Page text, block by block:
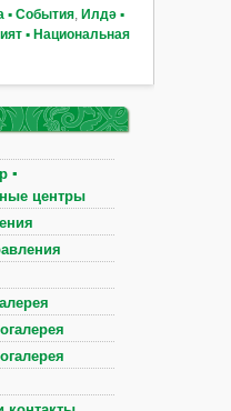
▪ События, Илдә ▪
▪ Национальная
▪
центры